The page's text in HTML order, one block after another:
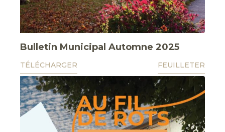
Bulletin Municipal Automne 2025
TÉLÉCHARGER FEUILLETER